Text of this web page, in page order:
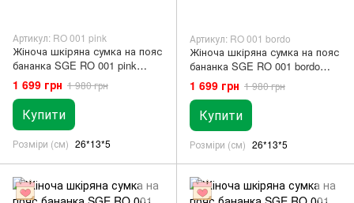
Артикул: RO 001 pink
Жіноча шкіряна сумка на пояс
бананка SGE RO 001 pink
рожева
1 699 грн 1 980 грн
Купити
Розміри (см) 26*13*5
Артикул: RO 001 bordo
Жіноча шкіряна сумка на пояс
бананка SGE RO 001 bordo
бордова
1 699 грн 1 980 грн
Купити
Розміри (см) 26*13*5